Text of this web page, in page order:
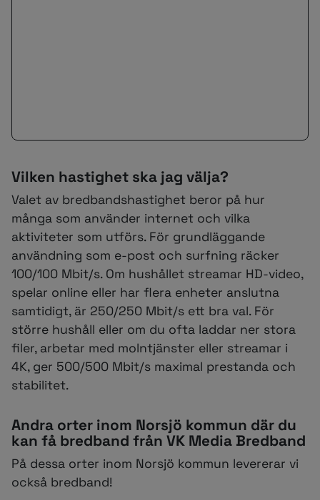
Vilken hastighet ska jag välja?
Valet av bredbandshastighet beror på hur
många som använder internet och vilka
aktiviteter som utförs. För grundläggande
användning som e-post och surfning räcker
100/100 Mbit/s. Om hushållet streamar HD-video,
spelar online eller har flera enheter anslutna
samtidigt, är 250/250 Mbit/s ett bra val. För
större hushåll eller om du ofta laddar ner stora
filer, arbetar med molntjänster eller streamar i
4K, ger 500/500 Mbit/s maximal prestanda och
stabilitet.
Andra orter inom Norsjö kommun där du
kan få bredband från VK Media Bredband
På dessa orter inom Norsjö kommun levererar vi
också bredband!